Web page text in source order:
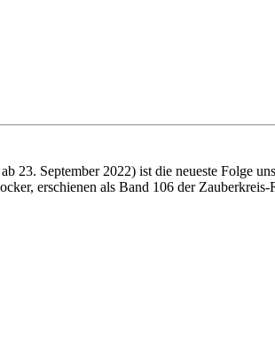
23. September 2022) ist die neueste
erschienen als Band 106 der